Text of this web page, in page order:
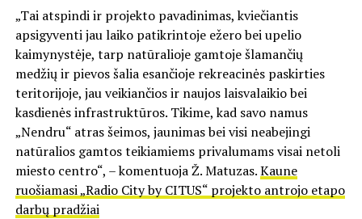
„Tai atspindi ir projekto pavadinimas, kviečiantis
apsigyventi jau laiko patikrintoje ežero bei upelio
kaimynystėje, tarp natūralioje gamtoje šlamančių
medžių ir pievos šalia esančioje rekreacinės paskirties
teritorijoje, jau veikiančios ir naujos laisvalaikio bei
kasdienės infrastruktūros. Tikime, kad savo namus
„Nendru“ atras šeimos, jaunimas bei visi neabejingi
natūralios gamtos teikiamiems privalumams visai netoli
miesto centro“, – komentuoja Ž. Matuzas.Kaune
ruošiamasi „Radio City by CITUS“ projekto antrojo etapo
darbų pradžiai